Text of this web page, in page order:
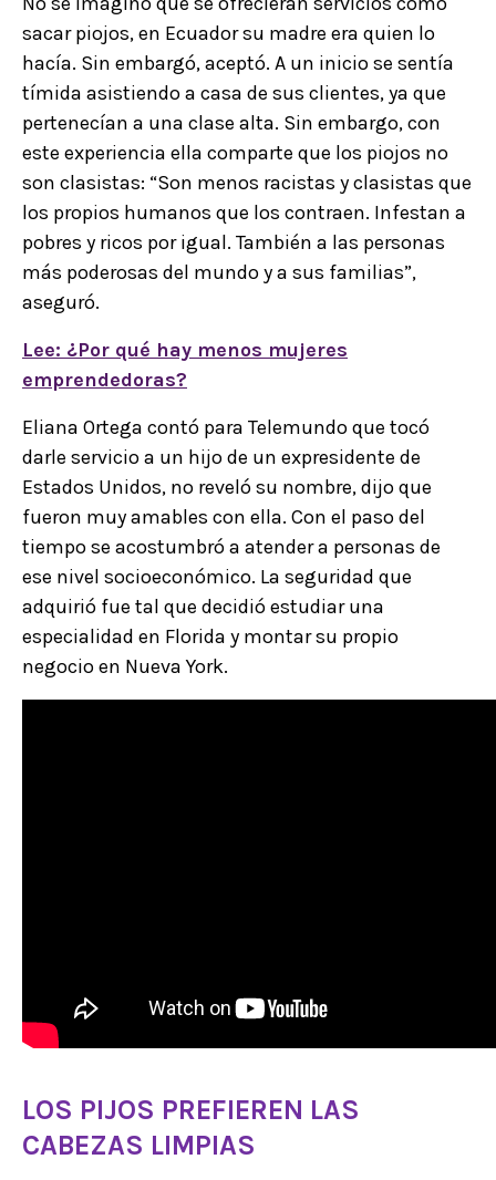
sacar piojos, en Ecuador su madre era quien lo
hacía. Sin embargó, aceptó. A un inicio se sentía
tímida asistiendo a casa de sus clientes, ya que
pertenecían a una clase alta. Sin embargo, con
este experiencia ella comparte que los piojos no
son clasistas: “Son menos racistas y clasistas que
los propios humanos que los contraen. Infestan a
pobres y ricos por igual. También a las personas
más poderosas del mundo y a sus familias”,
aseguró.
Lee: ¿Por qué hay menos mujeres
emprendedoras?
Eliana Ortega contó para Telemundo que tocó
darle servicio a un hijo de un expresidente de
Estados Unidos, no reveló su nombre, dijo que
fueron muy amables con ella. Con el paso del
tiempo se acostumbró a atender a personas de
ese nivel socioeconómico. La seguridad que
adquirió fue tal que decidió estudiar una
especialidad en Florida y montar su propio
negocio en Nueva York.
LOS PIJOS PREFIEREN LAS
CABEZAS LIMPIAS